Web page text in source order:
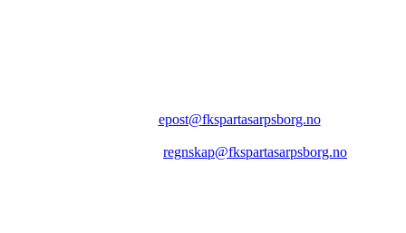
epost@fkspartasarpsborg.no
regnskap@fkspartasarpsborg.no